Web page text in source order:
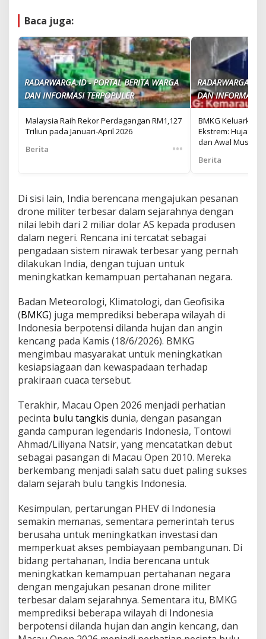
Baca juga:
RADARWARGA.ID - PORTAL BERITA WARGA
DAN INFORMASI TERPOPULER
Malaysia Raih Rekor Perdagangan RM1,127
Triliun pada Januari-April 2026
Berita
•••
RADARWARGA.ID
DAN INFORMASI
BMKG Keluarkan
Ekstrem: Hujan
dan Awal Musim
Berita
Di sisi lain, India berencana mengajukan pesanan
drone militer terbesar dalam sejarahnya dengan
nilai lebih dari 2 miliar dolar AS kepada produsen
dalam negeri. Rencana ini tercatat sebagai
pengadaan sistem nirawak terbesar yang pernah
dilakukan India, dengan tujuan untuk
meningkatkan kemampuan pertahanan negara.
Badan Meteorologi, Klimatologi, dan Geofisika
(BMKG) juga memprediksi beberapa wilayah di
Indonesia berpotensi dilanda hujan dan angin
kencang pada Kamis (18/6/2026). BMKG
mengimbau masyarakat untuk meningkatkan
kesiapsiagaan dan kewaspadaan terhadap
prakiraan cuaca tersebut.
Terakhir, Macau Open 2026 menjadi perhatian
pecinta bulu tangkis dunia, dengan pasangan
ganda campuran legendaris Indonesia, Tontowi
Ahmad/Liliyana Natsir, yang mencatatkan debut
sebagai pasangan di Macau Open 2010. Mereka
berkembang menjadi salah satu duet paling sukses
dalam sejarah bulu tangkis Indonesia.
Kesimpulan, pertarungan PHEV di Indonesia
semakin memanas, sementara pemerintah terus
berusaha untuk meningkatkan investasi dan
memperkuat akses pembiayaan pembangunan. Di
bidang pertahanan, India berencana untuk
meningkatkan kemampuan pertahanan negara
dengan mengajukan pesanan drone militer
terbesar dalam sejarahnya. Sementara itu, BMKG
memprediksi beberapa wilayah di Indonesia
berpotensi dilanda hujan dan angin kencang, dan